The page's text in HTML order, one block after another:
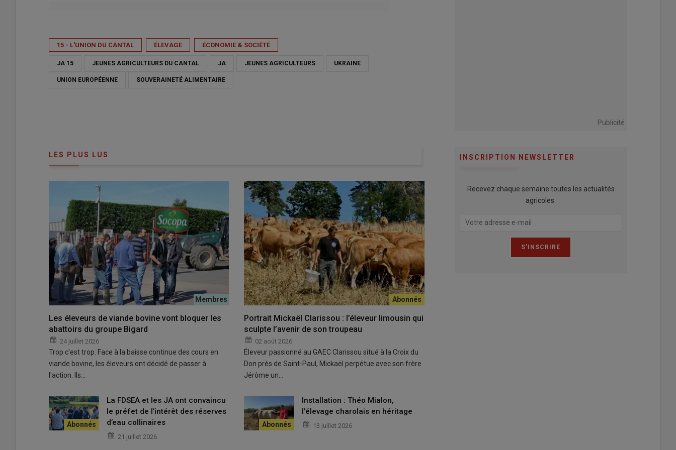
La délégation cantalienne présente en nombre dans la Bresse.
L’agriculture d’ Auvergne-Rhône-Alpes était à l’honneur au congrès national desJeunes agriculteurs
2 au 4 juin : d’abord parce que c’est le département de l’Ain qui accueillait à Bourg-en-Bresse les plus de 650
congressites, ensuite parce que c’est un local de l’étape,
Jocelyn Dubost, qui y a été élu à la tête du syndicat jeune. “On
est fier que ce soit l’ancien président des JAde notre région qui accède à cette responsabilité nationale, c’est
quelqu’un d’engagé, proche du terrain, qui connaît bien nos préoccupations et très bien ses dossiers”, se félicite
délégation cantalienne garnie (huit membres).
Présidentielle : des candidats sur le grill
Outre cette séquence statutaire élective, il revient sur les deux temps forts de ce congrès : à moins d’un an de la
, ce sont cinq candidats ou représentants nationaux de partis politiques qui ont été conviés par les JA à
15 - L'UNION DU CANTAL ÉLEVAGE ÉCONOMIE & SOCIÉTÉ
JA 15 JEUNES AGRICULTEURS DU CANTAL JA JEUNES AGRICULTEURS UKRAINE
UNION EUROPÉENNE SOUVERAINETÉ ALIMENTAIRE
Publicité
LES PLUS LUS
Les éleveurs de viande bovine vont bloquer les
abattoirs du groupe Bigard
24 juillet 2026
Trop c'est trop. Face à la baisse continue des cours en
viande bovine, les éleveurs ont décidé de passer à
l'action. Ils…
Portrait Mickaël Clarissou : l’éleveur limousin qui
sculpte l’avenir de son troupeau
02 août 2026
Éleveur passionné au GAEC Clarissou situé à la Croix du
Don près de Saint-Paul, Mickaël perpétue avec son frère
Jérôme un…
La FDSEA et les JA ont convaincu
le préfet de l’intérêt des réserves
d’eau collinaires
21 juillet 2026
Installation : Théo Mialon,
l'élevage charolais en héritage
13 juillet 2026
INSCRIPTION NEWSLETTER
Recevez chaque semaine toutes les actualités
agricoles.